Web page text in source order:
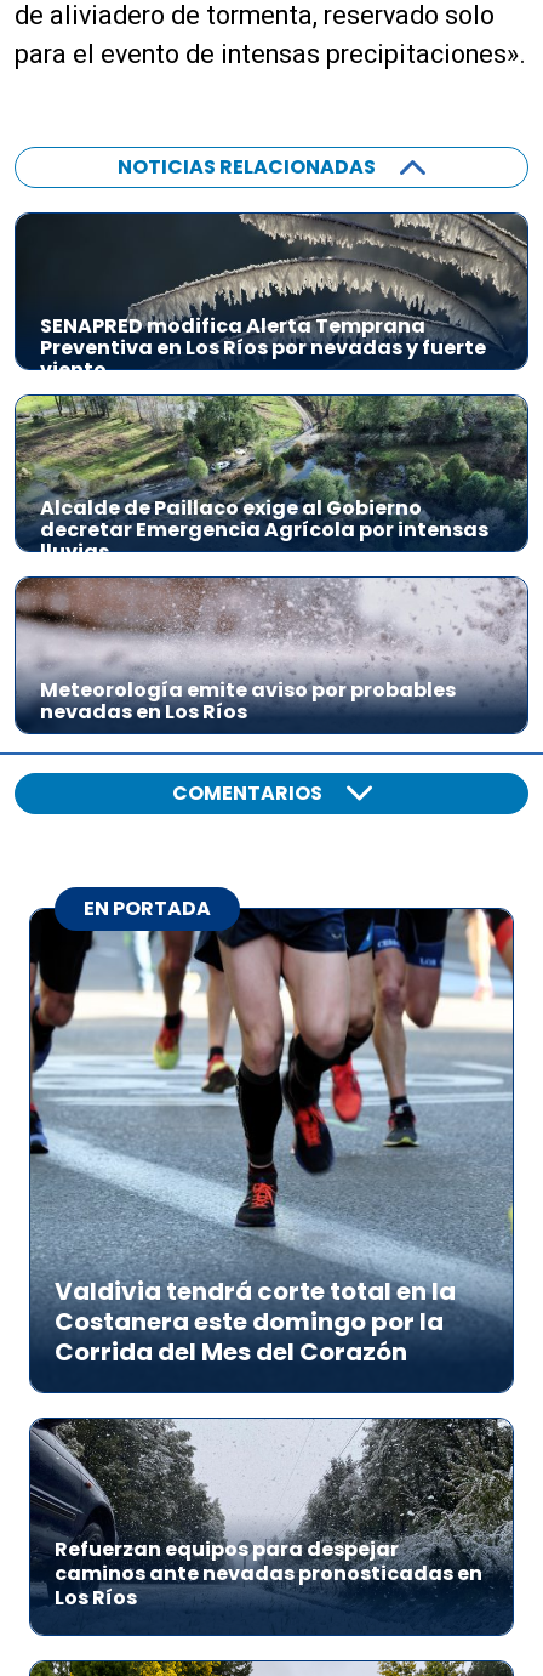
de aliviadero de tormenta, reservado solo
para el evento de intensas precipitaciones».
NOTICIAS RELACIONADAS
SENAPRED modifica Alerta Temprana
Preventiva en Los Ríos por nevadas y fuerte
viento
Alcalde de Paillaco exige al Gobierno
decretar Emergencia Agrícola por intensas
lluvias
Meteorología emite aviso por probables
nevadas en Los Ríos
COMENTARIOS
EN PORTADA
Valdivia tendrá corte total en la
Costanera este domingo por la
Corrida del Mes del Corazón
Refuerzan equipos para despejar
caminos ante nevadas pronosticadas en
Los Ríos